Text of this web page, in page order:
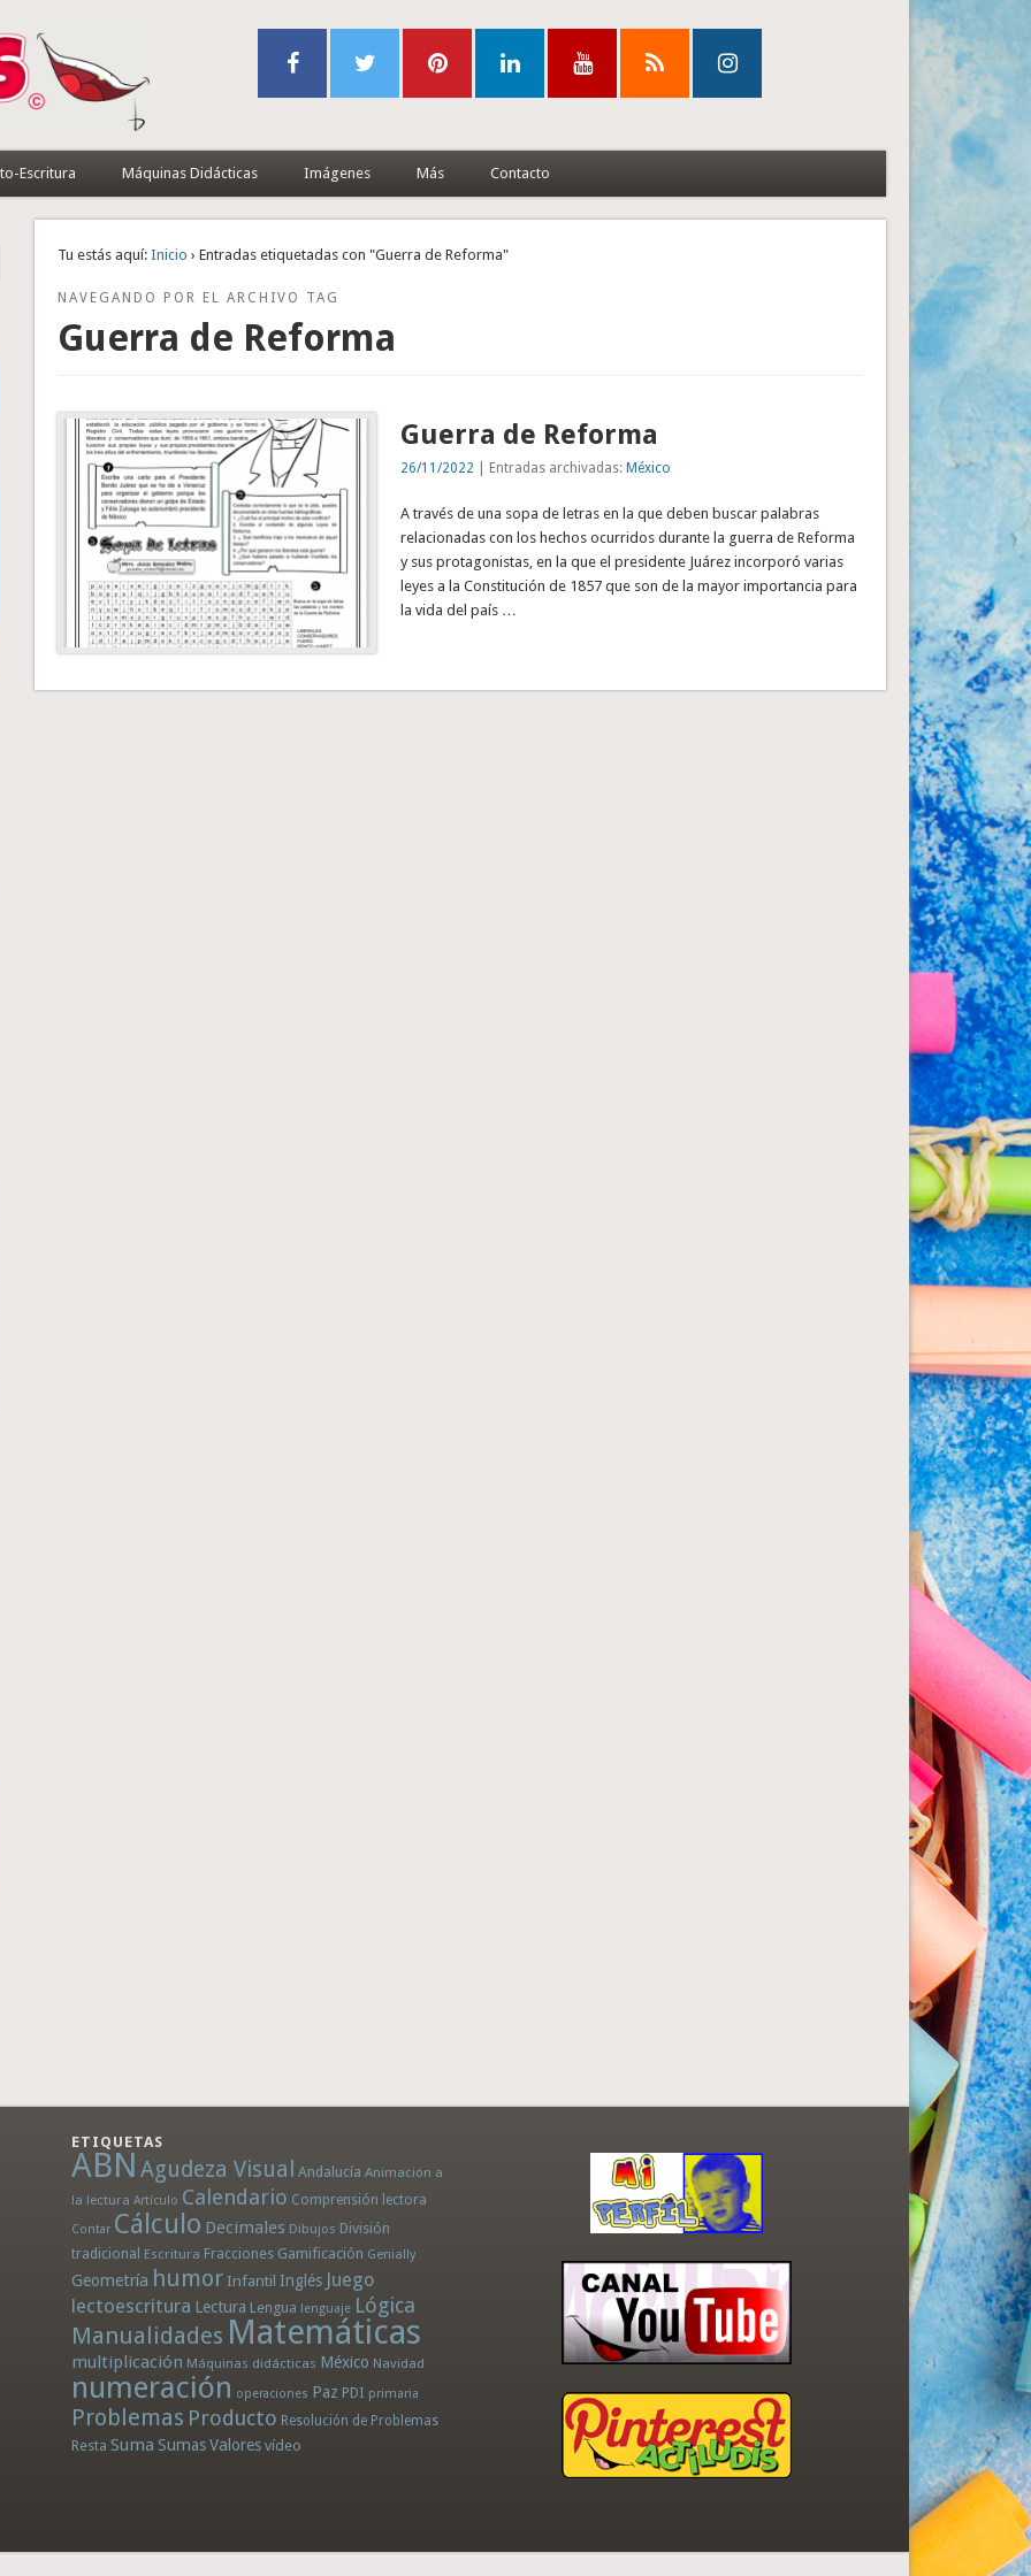
Escritura Máquinas Didácticas Imágenes Más Contacto
Tu estás aquí: Inicio › Entradas etiquetadas con "Guerra de Reforma"
NAVEGANDO POR EL ARCHIVO TAG
Guerra de Reforma
Guerra de Reforma
26/11/2022 | Entradas archivadas: México
A través de una sopa de letras en la que deben buscar palabras
relacionadas con los hechos ocurridos durante la guerra de Reforma
y sus protagonistas, en la que el presidente Juárez incorporó varias
leyes a la Constitución de 1857 que son de la mayor importancia para
la vida del país …
ETIQUETAS
ABN Agudeza Visual Andalucía Animación a
la lectura Artículo Calendario Comprensión lectora
Contar Cálculo Decimales Dibujos División
tradicional Escritura Fracciones Gamificación Genially
Geometría humor Infantil Inglés Juego
lectoescritura Lectura Lengua lenguaje Lógica
Manualidades Matemáticas
multiplicación Máquinas didácticas México Navidad
numeración operaciones Paz PDI primaria
Problemas Producto Resolución de Problemas
Resta Suma SumasValores vídeo